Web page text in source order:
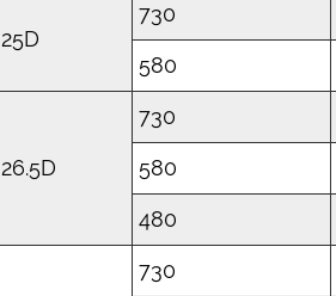
25D
730
580
26.5D
730
580
480
730